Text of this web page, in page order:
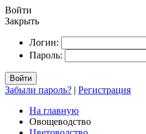
Войти
Закрыть
Логин:
Пароль:
Войти
Забыли пароль? | Регистрация
На главную
Овощеводство